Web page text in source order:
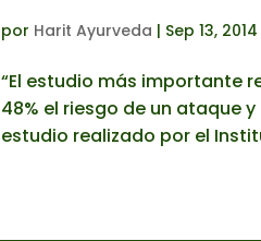
por Harit Ayurveda | Sep 13, 2014
“El estudio más importante
48% el riesgo de un ataque
estudio realizado por el